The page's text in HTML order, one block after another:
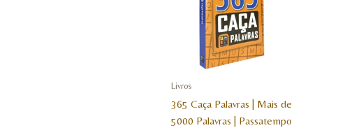
Livros
365 Caça Palavras | Mais de
5000 Palavras | Passatempo